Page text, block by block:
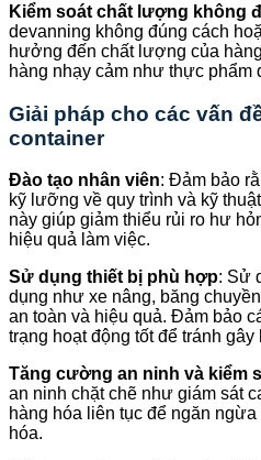
Kiểm soát chất lượng không
devanning không đúng cách
hưởng đến chất lượng của
hàng nhạy cảm như thực
Giải pháp cho các vấn
container
Đào tạo nhân viên: Đảm bảo
kỹ lưỡng về quy trình và kỹ
này giúp giảm thiểu rủi ro hư
hiệu quả làm việc.
Sử dụng thiết bị phù hợp: Sử
dụng như xe nâng, băng
an toàn và hiệu quả. Đảm bảo
trạng hoạt động tốt để tránh
Tăng cường an ninh và kiểm
an ninh chặt chẽ như giám sát
hàng hóa liên tục để ngăn
hóa.